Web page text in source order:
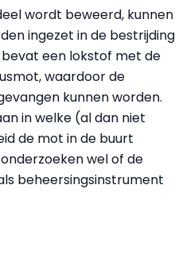
wordt beweerd, kunnen
ingezet in de bestrijding
een lokstof met de
waardoor de
kunnen worden.
in welke (al dan niet
de mot in de buurt
onderzoeken wel of de
beheersingsinstrument